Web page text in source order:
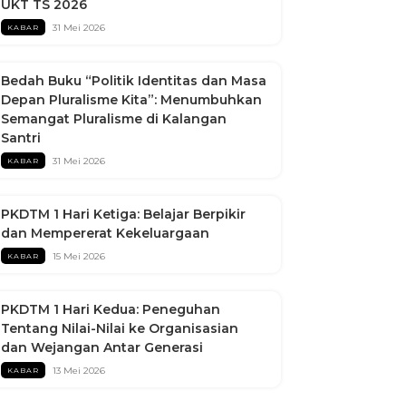
UKT TS 2026
KABAR 31 Mei 2026
Bedah Buku “Politik Identitas dan Masa
Depan Pluralisme Kita”: Menumbuhkan
Semangat Pluralisme di Kalangan
Santri
KABAR 31 Mei 2026
PKDTM 1 Hari Ketiga: Belajar Berpikir
dan Mempererat Kekeluargaan
KABAR 15 Mei 2026
PKDTM 1 Hari Kedua: Peneguhan
Tentang Nilai-Nilai ke Organisasian
dan Wejangan Antar Generasi
KABAR 13 Mei 2026